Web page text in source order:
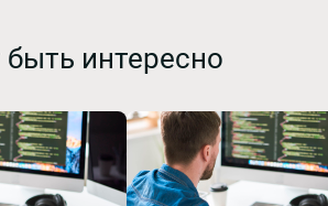
интересно